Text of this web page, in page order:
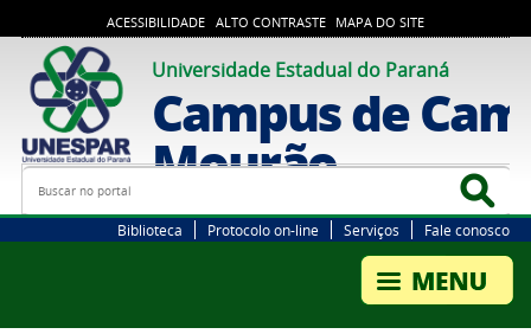
ACESSIBILIDADE ALTO CONTRASTE MAPA DO SITE
Universidade Estadual do Paraná
Campus de
Mourão
Busca
Biblioteca Protocolo on-line Serviços Fale conosco